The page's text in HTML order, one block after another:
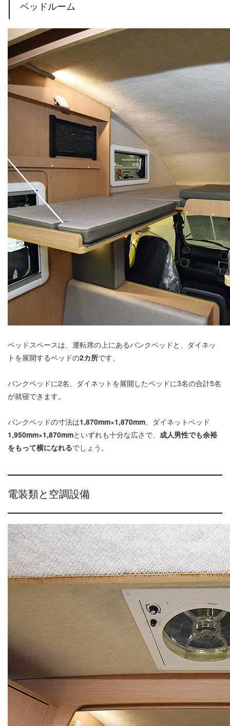
ベッドルーム
ベッドスペースは、運転席の上にあるバンクベッドと、ダイネッ
トを展開するベッドの2カ所です。
バンクベッドに2名、ダイネットを展開したベッドに3名の合計5名
が就寝できます。
バンクベッドの寸法は1,870mm×1,870mm、ダイネットベッド
1,950mm×1,870mmといずれも十分な広さで、 成人男性でも余裕
をもって横になれるでしょう。
電装類と空調設備